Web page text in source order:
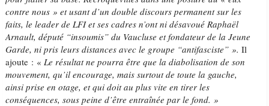
contre nous » et usant d’un double discours permanent sur les
faits, le leader de LFI et ses cadres n’ont ni désavoué Raphaël
Arnault, député “insoumis” du Vaucluse et fondateur de la Jeune
Garde, ni pris leurs distances avec le groupe “antifasciste” ».Il
ajoute : «Le résultat ne pourra être que la diabolisation de son
mouvement, qu’il encourage, mais surtout de toute la gauche,
ainsi prise en otage, et qui doit au plus vite en tirer les
conséquences, sous peine d’être entraînée par le fond. »